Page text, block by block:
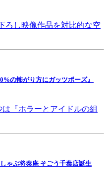
ろし映像作品を対比的な空
の怖がり方にガッツポーズ』
『ホラーとアイドルの組
ゃぶ将泰庵 そごう千葉店誕生